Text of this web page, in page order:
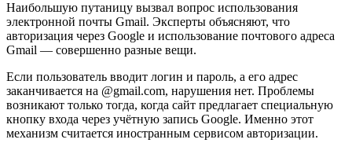
Наибольшую путаницу вызвал вопрос использования
электронной почты Gmail. Эксперты объясняют, что
авторизация через Google и использование почтового адреса
Gmail — совершенно разные вещи.
Если пользователь вводит логин и пароль, а его адрес
заканчивается на @gmail.com, нарушения нет. Проблемы
возникают только тогда, когда сайт предлагает специальную
кнопку входа через учётную запись Google. Именно этот
механизм считается иностранным сервисом авторизации.